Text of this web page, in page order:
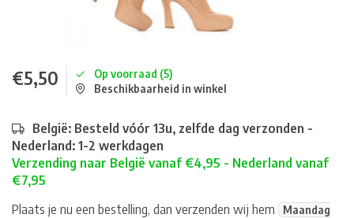
€5,50
Op voorraad (5)
Beschikbaarheid in winkel
België: Besteld vóór 13u, zelfde dag verzonden -
Nederland: 1-2 werkdagen
Verzending naar België vanaf €4,95 - Nederland vanaf
€7,95
Plaats je nu een bestelling, dan verzenden wij hem
Maandag